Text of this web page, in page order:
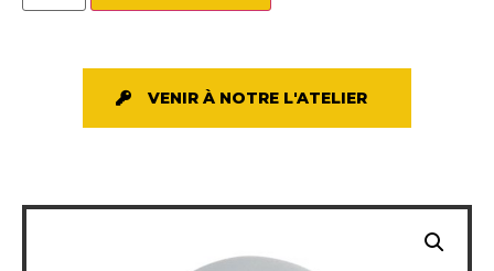
VENIR À NOTRE L'ATELIER